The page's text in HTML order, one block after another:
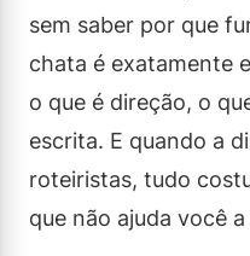
sem saber por que
chata é exatamente
o que é direção, o
escrita. E quando a
roteiristas, tudo
que não ajuda você